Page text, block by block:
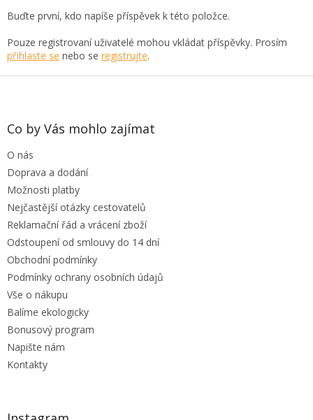
Buďte první, kdo napíše příspěvek k této položce.
Pouze registrovaní uživatelé mohou vkládat příspěvky. Prosím
přihlaste se nebo se registrujte.
Z
Co by Vás mohlo zajímat
O nás
Doprava a dodání
Možnosti platby
Nejčastější otázky cestovatelů
Reklamační řád a vrácení zboží
Odstoupení od smlouvy do 14 dní
Obchodní podmínky
Podmínky ochrany osobních údajů
Vše o nákupu
Balíme ekologicky
Bonusový program
Napište nám
Kontakty